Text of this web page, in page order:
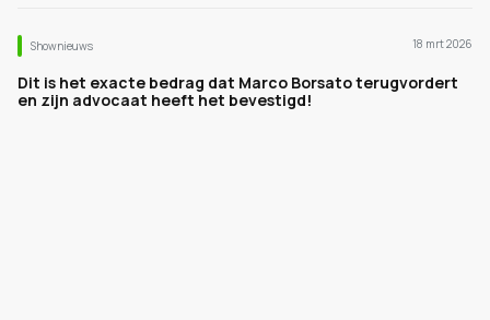
Shownieuws 18 mrt 2026
Dit is het exacte bedrag dat Marco Borsato terugvordert
en zijn advocaat heeft het bevestigd!